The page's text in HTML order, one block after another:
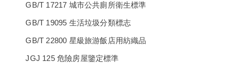
GB/T 17217 城市公共廁所衛生標準
GB/T 19095 生活垃圾分類標志
GB/T 22800 星級旅游飯店用紡織品
JGJ 125 危險房屋鑒定標準